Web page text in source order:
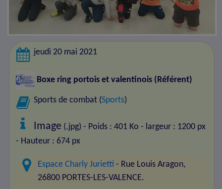
jeudi 20 mai 2021
Boxe ring portois et valentinois (Référent)
Sports de combat (Sports)
Image (.jpg) - Poids : 401 Ko - largeur : 1200 px
- Hauteur : 674 px
Espace Charly Jurietti - Rue Louis Aragon,
26800 PORTES-LES-VALENCE.